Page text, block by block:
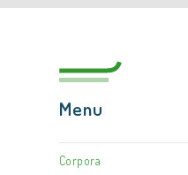
Menu
Corpora